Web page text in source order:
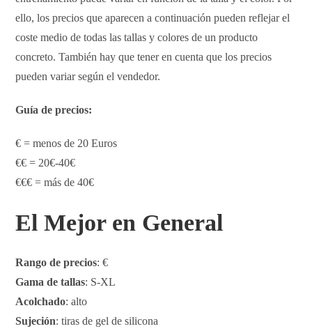
ello, los precios que aparecen a continuación pueden reflejar el
coste medio de todas las tallas y colores de un producto
concreto. También hay que tener en cuenta que los precios
pueden variar según el vendedor.
Guía de precios:
€ = menos de 20 Euros
€€ = 20€-40€
€€€ = más de 40€
El Mejor en General
Rango de precios: €
Gama de tallas: S-XL
Acolchado: alto
Sujeción: tiras de gel de silicona